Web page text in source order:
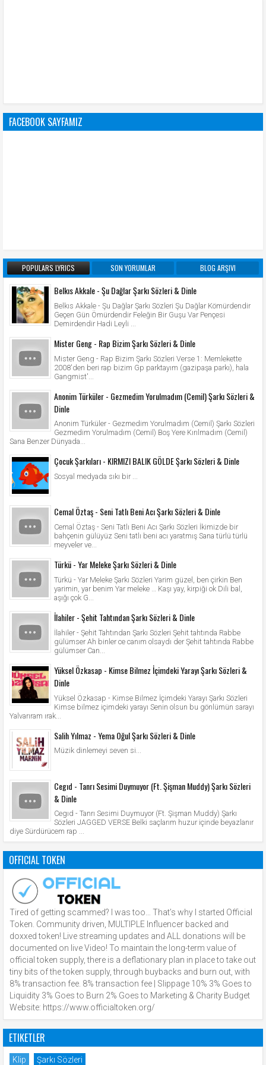
FACEBOOK SAYFAMIZ
POPULARS LYRICS SON YORUMLAR BLOG ARŞIVI
Belkıs Akkale - Şu Dağlar Şarkı Sözleri & Dinle
Belkıs Akkale - Şu Dağlar Şarkı Sözleri Şu Dağlar Kömürdendir
Geçen Gün Ömürdendir Feleğin Bir Guşu Var Pençesi
Demirdendir Hadi Leyli ...
Mister Geng - Rap Bizim Şarkı Sözleri & Dinle
Mister Geng - Rap Bizim Şarkı Sözleri Verse 1: Memlekette
2008'den beri rap bizim Gp parktayım (gazipaşa parkı), hala
Gangmist'...
Anonim Türküler - Gezmedim Yorulmadım (Cemil) Şarkı Sözleri &
Dinle
Anonim Türküler - Gezmedim Yorulmadım (Cemil) Şarkı Sözleri
Gezmedim Yorulmadım (Cemil) Boş Yere Kırılmadım (Cemil)
Sana Benzer Dünyada...
Çocuk Şarkıları - KIRMIZI BALIK GÖLDE Şarkı Sözleri & Dinle
Sosyal medyada sıkı bir ...
Cemal Öztaş - Seni Tatlı Beni Acı Şarkı Sözleri & Dinle
Cemal Öztaş - Seni Tatlı Beni Acı Şarkı Sözleri İkimizde bir
bahçenin gülüyüz Seni tatlı beni acı yaratmış Sana türlü türlü
meyveler ve...
Türkü - Yar Meleke Şarkı Sözleri & Dinle
Türkü - Yar Meleke Şarkı Sözleri Yarim güzel, ben çirkin Ben
yarimin, yar benim Yar meleke … Kaşı yay, kirpiği ok Dili bal,
aşığı çok G...
İlahiler - Şehit Tahtından Şarkı Sözleri & Dinle
İlahiler - Şehit Tahtından Şarkı Sözleri Şehit tahtında Rabbe
gülümser Ah binler ce canım olsaydı der Şehit tahtında Rabbe
gülümser Can...
Yüksel Özkasap - Kimse Bilmez İçimdeki Yarayı Şarkı Sözleri &
Dinle
Yüksel Özkasap - Kimse Bilmez İçimdeki Yarayı Şarkı Sözleri
Kimse bilmez içimdeki yarayı Senin olsun bu gönlümün sarayı
Yalvarıram ırak...
Salih Yılmaz - Yema Oğul Şarkı Sözleri & Dinle
Müzik dinlemeyi seven si...
Cegıd - Tanrı Sesimi Duymuyor (Ft. Şişman Muddy) Şarkı Sözleri
& Dinle
Cegıd - Tanrı Sesimi Duymuyor (Ft. Şişman Muddy) Şarkı
Sözleri JAGGED VERSE Belki saçlarım huzur içinde beyazlanır
diye Sürdürücem rap ...
OFFICIAL TOKEN
Tired of getting scammed? I was too… That’s why I started Official
Token. Community driven, MULTIPLE Influencer backed and
doxxed token! Live streaming updates and ALL donations will be
documented on live Video! To maintain the long-term value of
official token supply, there is a deflationary plan in place to take out
tiny bits of the token supply, through buybacks and burn out, with
8% transaction fee. 8% transaction fee | Slippage 10% 3% Goes to
Liquidity 3% Goes to Burn 2% Goes to Marketing & Charity Budget
Website: https://www.officialtoken.org/
ETIKETLER
Klip Şarkı Sözleri